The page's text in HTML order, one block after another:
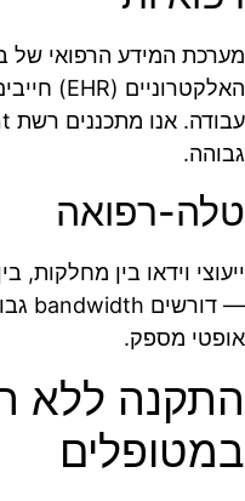
גבוהה.
טלה-רפואה
ייעוצי וידאו בין מחלקות,
אופטי מספק.
התקנה ללא
במטופלים